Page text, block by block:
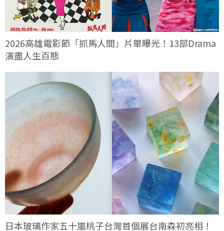
2026高雄電影節「抓馬人間」片單曝光！13部Drama
演盡人生百態
日本玻璃作家五十嵐桃子台灣首個展台南森初亮相！